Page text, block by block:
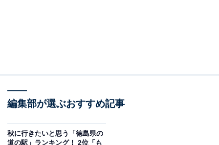
見どころが豊富。隣接する「瀬戸大橋タワー」や「東山
を満喫できるスポットです。
編集部が選ぶおすすめ記事
秋に行きたいと思う「徳島県の
道の駅」ランキング！ 2位「も